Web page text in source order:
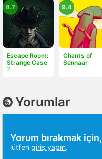
Escape Room:
Strange Case
2
8.7
Chants of
Sennaar
9.4
Yorumlar
Yorum bırakmak için,
lütfen giriş yapın.